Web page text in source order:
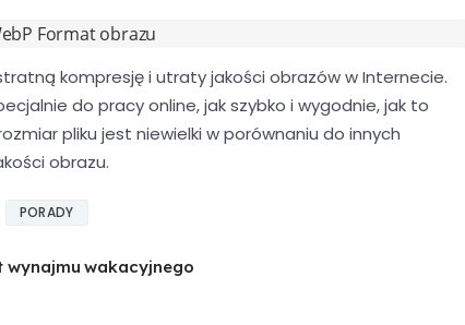
Format obrazu
kompresję i utraty jakości obrazów w Internecie.
do pracy online, jak szybko i wygodnie, jak to
pliku jest niewielki w porównaniu do innych
obrazu.
PORADY
wynajmu wakacyjnego